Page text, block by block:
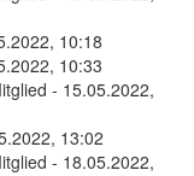
10:18
10:33
- 15.05.2022,
13:02
- 18.05.2022,